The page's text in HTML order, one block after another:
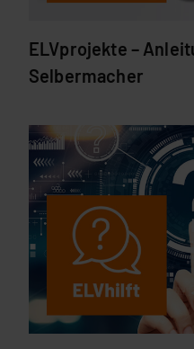
ELVprojekte –
Selbermacher